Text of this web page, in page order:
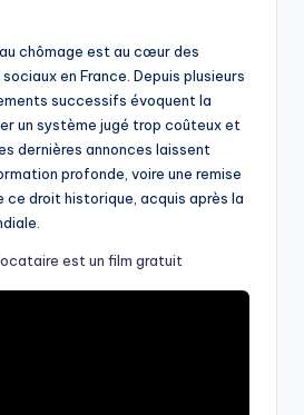
chômage est au cœur des
en France. Depuis plusieurs
successifs évoquent la
un système jugé trop coûteux et
dernières annonces laissent
profonde, voire une remise
ce droit historique, acquis après la
est un film gratuit